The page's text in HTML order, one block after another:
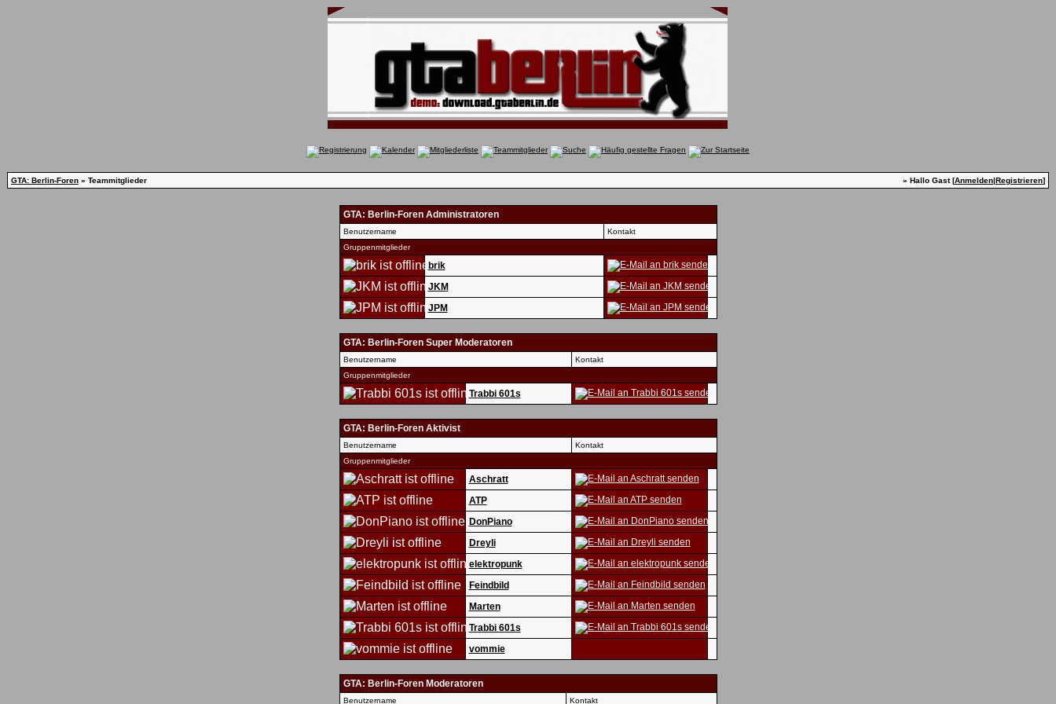
GTA: Berlin-Foren » Teammitglieder » Hallo Gast [Anmelden|Registrieren]
GTA: Berlin-Foren Administratoren
Benutzername
Kontakt
Gruppenmitglieder
brik
JKM
JPM
GTA: Berlin-Foren Super Moderatoren
Benutzername
Kontakt
Gruppenmitglieder
Trabbi 601s
GTA: Berlin-Foren Aktivist
Benutzername
Kontakt
Gruppenmitglieder
Aschratt
ATP
DonPiano
Dreyli
elektropunk
Feindbild
Marten
Trabbi 601s
vommie
GTA: Berlin-Foren Moderatoren
Benutzername Kontakt